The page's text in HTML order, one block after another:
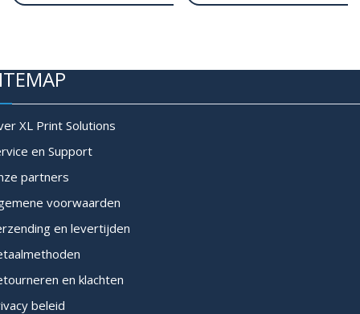
XL Print Solutions
en Support
partners
voorwaarden
en levertijden
en klachten
beleid